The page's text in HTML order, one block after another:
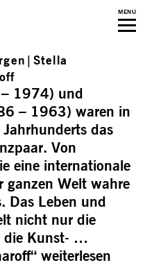
MENU
1974) und
– 1963) waren in
das
Von
eine internationale
ganzen Welt wahre
Das Leben und
nicht nur die
die Kunst- …
weiterlesen